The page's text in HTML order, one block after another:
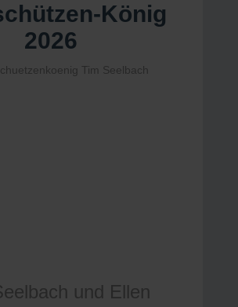
König
2026
und Ellen